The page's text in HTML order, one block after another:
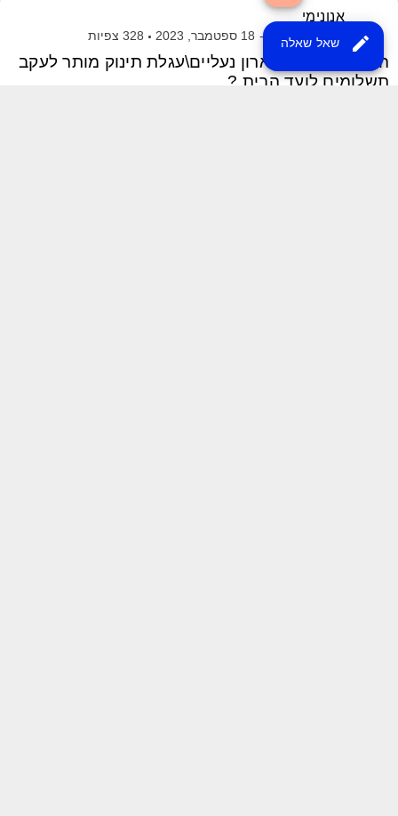
edit שאל שאלה
אנונימי
שאלה נשאלה ב- 18 ספטמבר, 2023 328 צפיות
האם עקב הצבת ארון נעליים\עגלת תינוק מותר לעקב
תשלומים לועד הבית ?